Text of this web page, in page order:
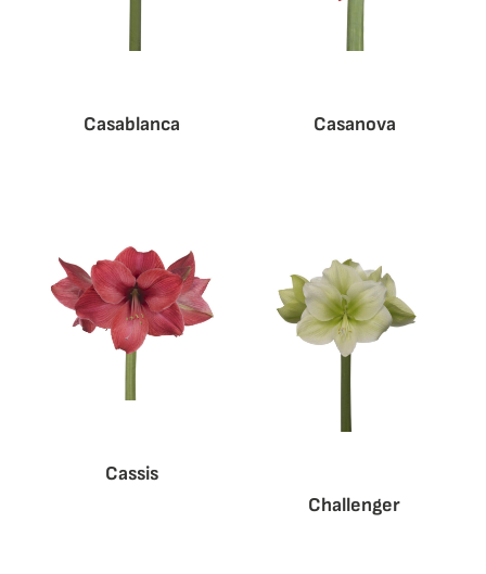
Casablanca Casanova
Cassis
Challenger